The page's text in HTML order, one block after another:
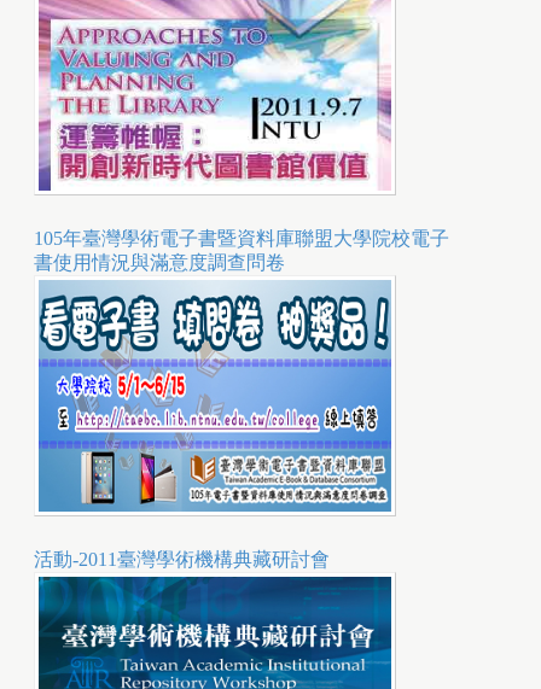
105年臺灣學術電子書暨資料庫聯盟大學院校電子
書使用情況與滿意度調查問卷
活動-2011臺灣學術機構典藏研討會